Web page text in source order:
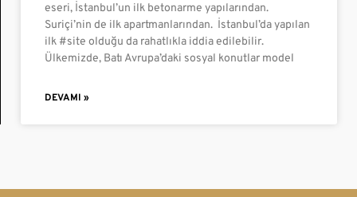
eseri, İstanbul’un ilk betonarme yapılarından.
Suriçi’nin de ilk apartmanlarından. İstanbul’da yapılan
ilk #site olduğu da rahatlıkla iddia edilebilir.
Ülkemizde, Batı Avrupa’daki sosyal konutlar model
DEVAMI »